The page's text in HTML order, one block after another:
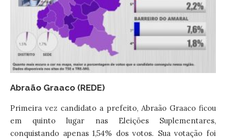
Abraão Graaco (REDE)
Primeira vez candidato a prefeito, Abraão Graaco ficou
em quinto lugar nas Eleições Suplementares,
conquistando apenas 1,54% dos votos. Sua votação foi